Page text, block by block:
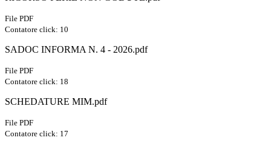
File PDF
Contatore click: 10
SADOC INFORMA N. 4 - 2026.pdf
File PDF
Contatore click: 18
SCHEDATURE MIM.pdf
File PDF
Contatore click: 17